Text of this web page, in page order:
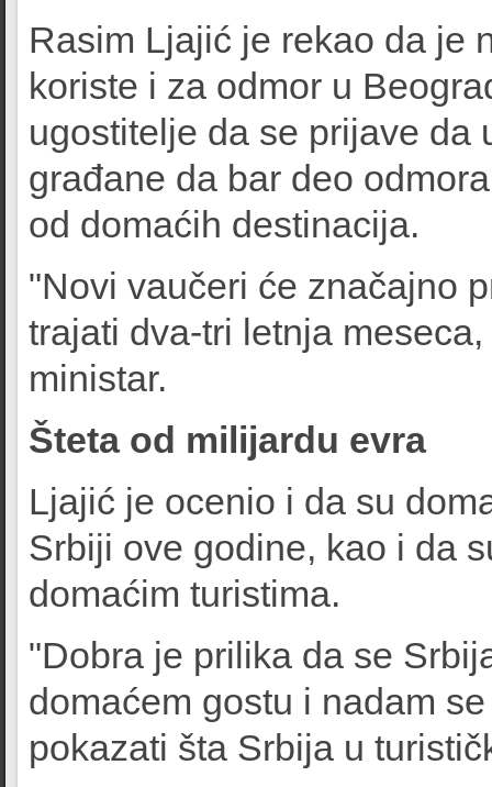
Rasim Ljajić je rekao da je
koriste i za odmor u
ugostitelje da se prijave da
građane da bar deo
od domaćih destinacija.
"Novi vaučeri će značajno
trajati dva-tri letnja
ministar.
Šteta od milijardu evra
Ljajić je ocenio i da su
Srbiji ove godine, kao i da
domaćim turistima.
"Dobra je prilika da se
domaćem gostu i nadam
pokazati šta Srbija u